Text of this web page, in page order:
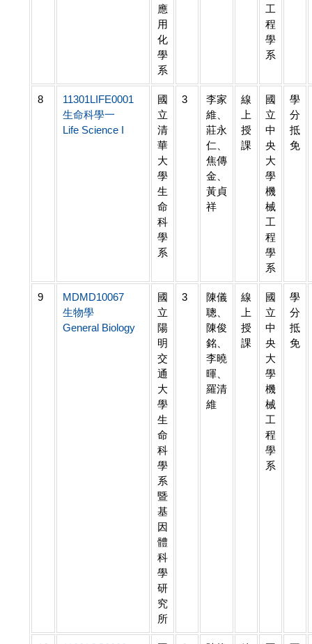
應
用
化
學
系
工
程
學
系
8
11301LIFE0001
生命科學一
Life Science I
國
立
清
華
大
學
生
命
科
學
系
3
李家
維、
莊永
仁、
焦傳
金、
黃貞
祥
線
上
授
課
國
立
中
央
大
學
機
械
工
程
學
系
學
分
抵
免
9
MDMD10067
生物學
General Biology
國
立
陽
明
交
通
大
學
生
命
科
學
系
暨
基
因
體
科
學
研
究
所
3
陳儀
聰、
陳俊
銘、
李曉
暉、
羅清
維
線
上
授
課
國
立
中
央
大
學
機
械
工
程
學
系
學
分
抵
免